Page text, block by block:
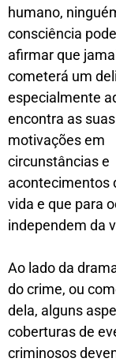
humano,
consciência
afirmar que
cometerá um
especialmente
encontra as suas
motivações em
circunstâncias e
acontecimentos
vida e que para
independem da
Ao lado da
do crime, ou
dela, alguns
coberturas de
criminosos